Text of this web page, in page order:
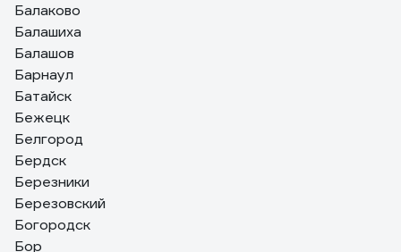
Балаково
Балашиха
Балашов
Барнаул
Батайск
Бежецк
Белгород
Бердск
Березники
Березовский
Богородск
Бор